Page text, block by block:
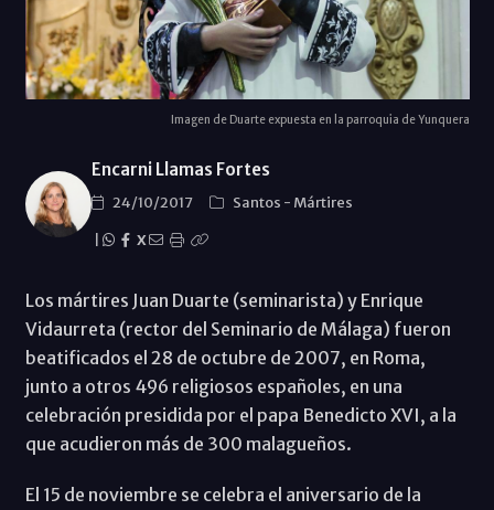
Imagen de Duarte expuesta en la parroquia de Yunquera
Encarni Llamas Fortes
24/10/2017 Santos - Mártires
X
Los mártires Juan Duarte (seminarista) y Enrique
Vidaurreta (rector del Seminario de Málaga) fueron
beatificados el 28 de octubre de 2007, en Roma,
junto a otros 496 religiosos españoles, en una
celebración presidida por el papa Benedicto XVI, a la
que acudieron más de 300 malagueños.
El 15 de noviembre se celebra el aniversario de la